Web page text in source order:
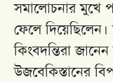
সমালোচনার মুখে
ফেলে
কিংবদন্তিরা
উজবেকিস্তানের